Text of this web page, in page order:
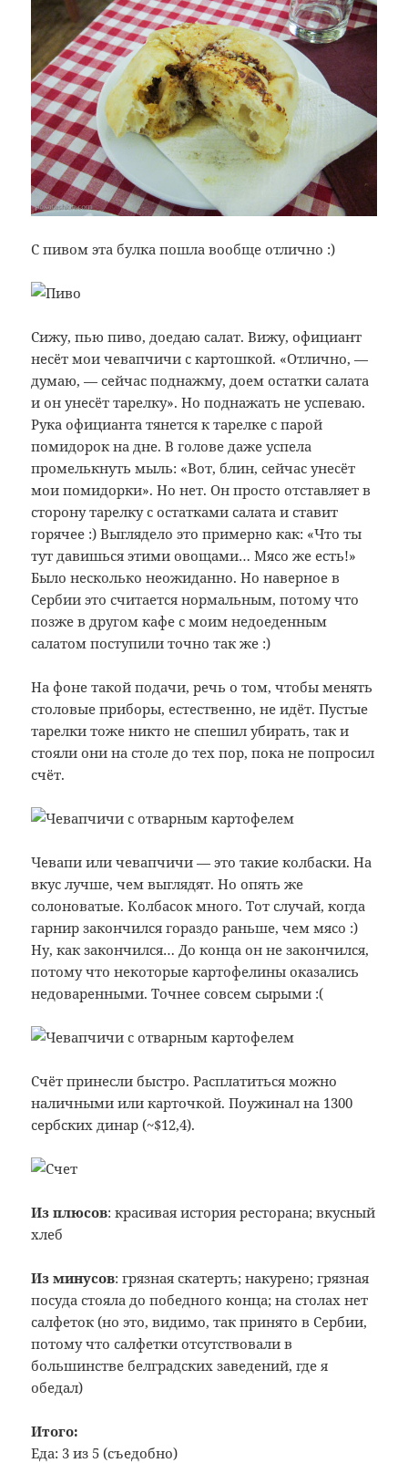
С пивом эта булка пошла вообще отлично :)
Сижу, пью пиво, доедаю салат. Вижу, официант
несёт мои чевапчичи с картошкой. «Отлично, —
думаю, — сейчас поднажму, доем остатки салата
и он унесёт тарелку». Но поднажать не успеваю.
Рука официанта тянется к тарелке с парой
помидорок на дне. В голове даже успела
промелькнуть мыль: «Вот, блин, сейчас унесёт
мои помидорки». Но нет. Он просто отставляет в
сторону тарелку с остатками салата и ставит
горячее :) Выглядело это примерно как: «Что ты
тут давишься этими овощами… Мясо же есть!»
Было несколько неожиданно. Но наверное в
Сербии это считается нормальным, потому что
позже в другом кафе с моим недоеденным
салатом поступили точно так же :)
На фоне такой подачи, речь о том, чтобы менять
столовые приборы, естественно, не идёт. Пустые
тарелки тоже никто не спешил убирать, так и
стояли они на столе до тех пор, пока не попросил
счёт.
Чевапи или чевапчичи — это такие колбаски. На
вкус лучше, чем выглядят. Но опять же
солоноватые. Колбасок много. Тот случай, когда
гарнир закончился гораздо раньше, чем мясо :)
Ну, как закончился… До конца он не закончился,
потому что некоторые картофелины оказались
недоваренными. Точнее совсем сырыми :(
Счёт принесли быстро. Расплатиться можно
наличными или карточкой. Поужинал на 1300
сербских динар (~$12,4).
Из плюсов: красивая история ресторана; вкусный
хлеб
Из минусов: грязная скатерть; накурено; грязная
посуда стояла до победного конца; на столах нет
салфеток (но это, видимо, так принято в Сербии,
потому что салфетки отсутствовали в
большинстве белградских заведений, где я
обедал)
Итого:
Еда: 3 из 5 (съедобно)